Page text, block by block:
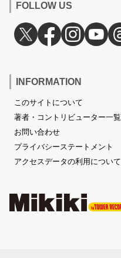
FOLLOW US
INFORMATION
このサイトについて
著者・コントリビューター一覧
お問い合わせ
プライバシーステートメント
アクセスデータの利用について